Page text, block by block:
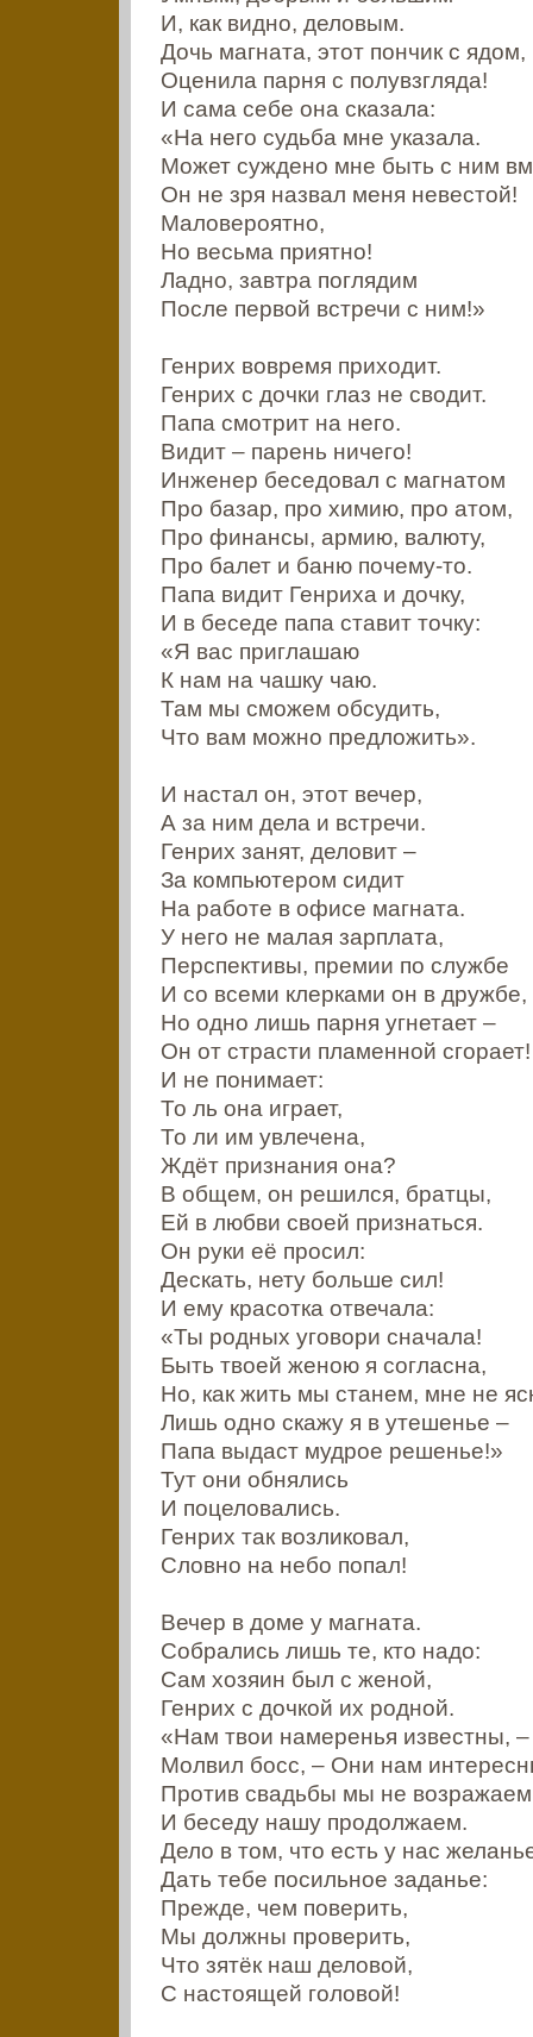
И, как видно, деловым.
Дочь магната, этот пончик с ядом,
Оценила парня с полувзгляда!
И сама себе она сказала:
«На него судьба мне указала.
Может суждено мне быть с ним
Он не зря назвал меня невестой!
Маловероятно,
Но весьма приятно!
Ладно, завтра поглядим
После первой встречи с ним!»
Генрих вовремя приходит.
Генрих с дочки глаз не сводит.
Папа смотрит на него.
Видит – парень ничего!
Инженер беседовал с магнатом
Про базар, про химию, про атом,
Про финансы, армию, валюту,
Про балет и баню почему-то.
Папа видит Генриха и дочку,
И в беседе папа ставит точку:
«Я вас приглашаю
К нам на чашку чаю.
Там мы сможем обсудить,
Что вам можно предложить».
И настал он, этот вечер,
А за ним дела и встречи.
Генрих занят, деловит –
За компьютером сидит
На работе в офисе магната.
У него не малая зарплата,
Перспективы, премии по службе
И со всеми клерками он в дружбе,
Но одно лишь парня угнетает –
Он от страсти пламенной сгорает!
И не понимает:
То ль она играет,
То ли им увлечена,
Ждёт признания она?
В общем, он решился, братцы,
Ей в любви своей признаться.
Он руки её просил:
Дескать, нету больше сил!
И ему красотка отвечала:
«Ты родных уговори сначала!
Быть твоей женою я согласна,
Но, как жить мы станем, мне не
Лишь одно скажу я в утешенье –
Папа выдаст мудрое решенье!»
Тут они обнялись
И поцеловались.
Генрих так возликовал,
Словно на небо попал!
Вечер в доме у магната.
Собрались лишь те, кто надо:
Сам хозяин был с женой,
Генрих с дочкой их родной.
«Нам твои намеренья известны, –
Молвил босс, – Они нам
Против свадьбы мы не
И беседу нашу продолжаем.
Дело в том, что есть у нас
Дать тебе посильное заданье:
Прежде, чем поверить,
Мы должны проверить,
Что зятёк наш деловой,
С настоящей головой!